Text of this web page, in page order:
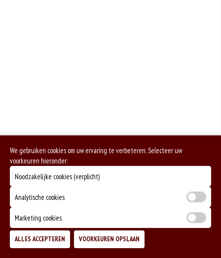
We gebruiken cookies om uw ervaring te verbeteren. Selecteer uw
voorkeuren hieronder:
Noodzakelijke cookies (verplicht)
Analytische cookies
Marketing cookies
ALLES ACCEPTEREN VOORKEUREN OPSLAAN